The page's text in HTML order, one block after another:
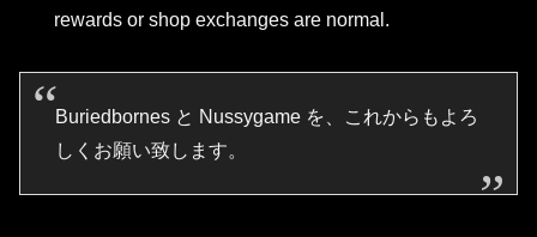
rewards or shop exchanges are normal.
Buriedbornes と Nussygame を、これからもよろ
しくお願い致します。